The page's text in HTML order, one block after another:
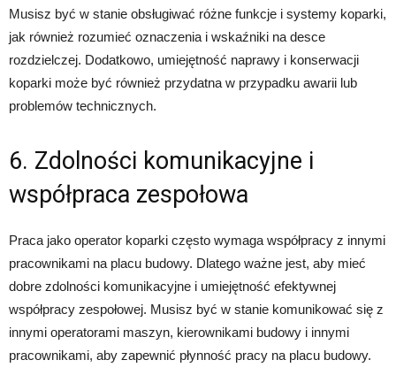
Musisz być w stanie obsługiwać różne funkcje i systemy koparki,
jak również rozumieć oznaczenia i wskaźniki na desce
rozdzielczej. Dodatkowo, umiejętność naprawy i konserwacji
koparki może być również przydatna w przypadku awarii lub
problemów technicznych.
6. Zdolności komunikacyjne i
współpraca zespołowa
Praca jako operator koparki często wymaga współpracy z innymi
pracownikami na placu budowy. Dlatego ważne jest, aby mieć
dobre zdolności komunikacyjne i umiejętność efektywnej
współpracy zespołowej. Musisz być w stanie komunikować się z
innymi operatorami maszyn, kierownikami budowy i innymi
pracownikami, aby zapewnić płynność pracy na placu budowy.